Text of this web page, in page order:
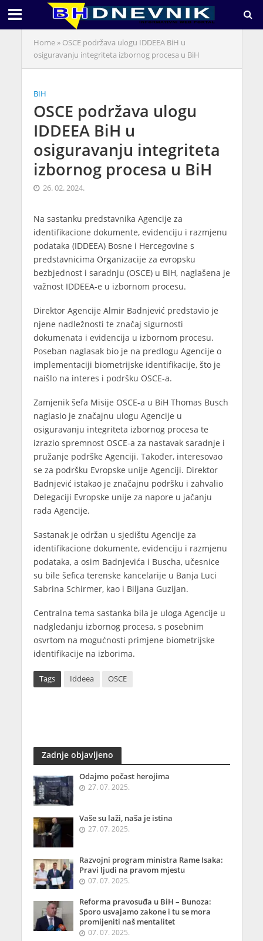
Home» OSCE podržava ulogu IDDEEA BiH u
osiguravanju integriteta izbornog procesa u BiH
BIH
OSCE podržava ulogu
IDDEEA BiH u
osiguravanju integriteta
izbornog procesa u BiH
26. 02. 2024.
Na sastanku predstavnika Agencije za
identifikacione dokumente, evidenciju i razmjenu
podataka (IDDEEA) Bosne i Hercegovine s
predstavnicima Organizacije za evropsku
bezbjednost i saradnju (OSCE) u BiH, naglašena je
važnost IDDEEA-e u izbornom procesu.
Direktor Agencije Almir Badnjević predstavio je
njene nadležnosti te značaj sigurnosti
dokumenata i evidencija u izbornom procesu.
Poseban naglasak bio je na predlogu Agencije o
implementaciji biometrijske identifikacije, što je
naišlo na interes i podršku OSCE-a.
Zamjenik šefa Misije OSCE-a u BiH Thomas Busch
naglasio je značajnu ulogu Agencije u
osiguravanju integriteta izbornog procesa te
izrazio spremnost OSCE-a za nastavak saradnje i
pružanje podrške Agenciji. Također, interesovao
se za podršku Evropske unije Agenciji. Direktor
Badnjević istakao je značajnu podršku i zahvalio
Delegaciji Evropske unije za napore u jačanju
rada Agencije.
Sastanak je održan u sjedištu Agencije za
identifikacione dokumente, evidenciju i razmjenu
podataka, a osim Badnjevića i Buscha, učesnice
su bile šefica terenske kancelarije u Banja Luci
Sabrina Schirmer, kao i Biljana Guzijan.
Centralna tema sastanka bila je uloga Agencije u
nadgledanju izbornog procesa, s posebnim
osvrtom na mogućnosti primjene biometrijske
identifikacije na izborima.
Tags Iddeea OSCE
Zadnje objavljeno
Odajmo počast herojima
27. 07. 2025.
Vaše su laži, naša je istina
27. 07. 2025.
Razvojni program ministra Rame Isaka:
Pravi ljudi na pravom mjestu
07. 07. 2025.
Reforma pravosuđa u BiH – Bunoza:
Sporo usvajamo zakone i tu se mora
promijeniti naš mentalitet
07. 07. 2025.